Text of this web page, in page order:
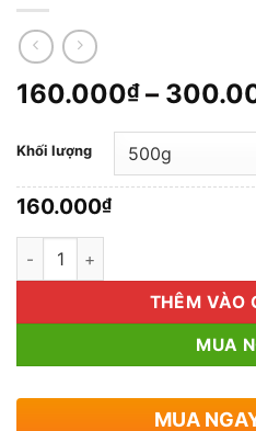
160.000₫ –
Khối lượng
160.000₫
1kg Bột Quế Giá Rẻ số lượng
THÊM VÀO
MUA
MUA